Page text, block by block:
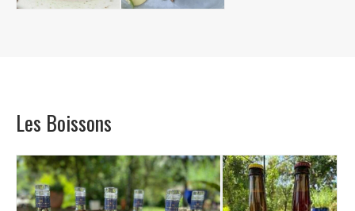
Les Boissons